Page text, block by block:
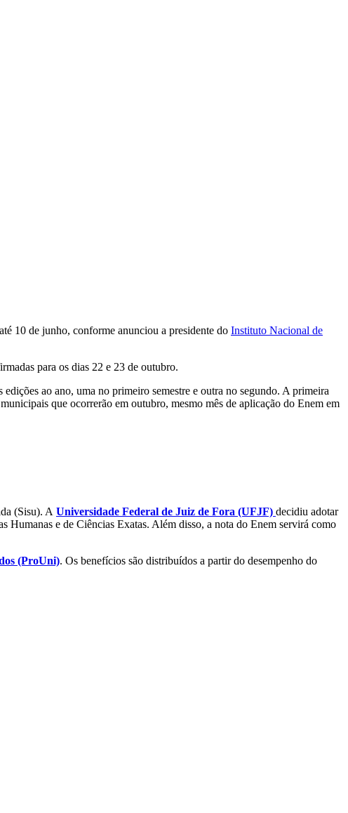
10 de junho, conforme anunciou a presidente do Instituto Nacional de
para os dias 22 e 23 de outubro.
ao ano, uma no primeiro semestre e outra no segundo. A primeira
que ocorrerão em outubro, mesmo mês de aplicação do Enem em
(Sisu). A Universidade Federal de Juiz de Fora (UFJF) decidiu adotar
Humanas e de Ciências Exatas. Além disso, a nota do Enem servirá como
(ProUni). Os benefícios são distribuídos a partir do desempenho do